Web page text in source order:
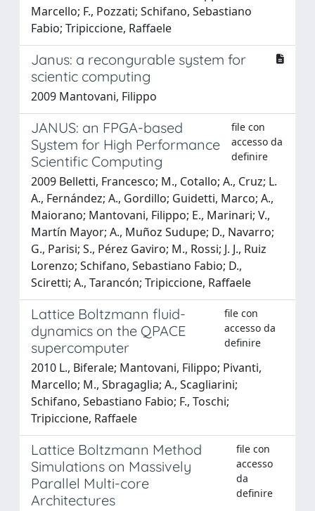
Marcello; F., Pozzati; Schifano, Sebastiano
Fabio; Tripiccione, Raffaele
Janus: a recongurable system for
scientic computing
2009 Mantovani, Filippo
JANUS: an FPGA-based
System for High Performance
Scientific Computing
file con
accesso da
definire
2009 Belletti, Francesco; M., Cotallo; A., Cruz; L.
A., Fernández; A., Gordillo; Guidetti, Marco; A.,
Maiorano; Mantovani, Filippo; E., Marinari; V.,
Martín Mayor; A., Muñoz Sudupe; D., Navarro;
G., Parisi; S., Pérez Gaviro; M., Rossi; J. J., Ruiz
Lorenzo; Schifano, Sebastiano Fabio; D.,
Sciretti; A., Tarancón; Tripiccione, Raffaele
Lattice Boltzmann fluid-
dynamics on the QPACE
supercomputer
file con
accesso da
definire
2010 L., Biferale; Mantovani, Filippo; Pivanti,
Marcello; M., Sbragaglia; A., Scagliarini;
Schifano, Sebastiano Fabio; F., Toschi;
Tripiccione, Raffaele
Lattice Boltzmann Method
Simulations on Massively
Parallel Multi-core
Architectures
file con
accesso
da
definire